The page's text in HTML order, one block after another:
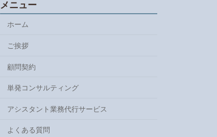
メニュー
ホーム
ご挨拶
顧問契約
単発コンサルティング
アシスタント業務代行サービス
よくある質問